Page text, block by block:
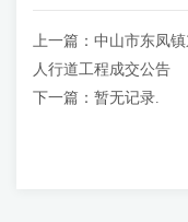
上一篇： 中山市东凤
人行道工程成交公告
下一篇： 暂无记录.